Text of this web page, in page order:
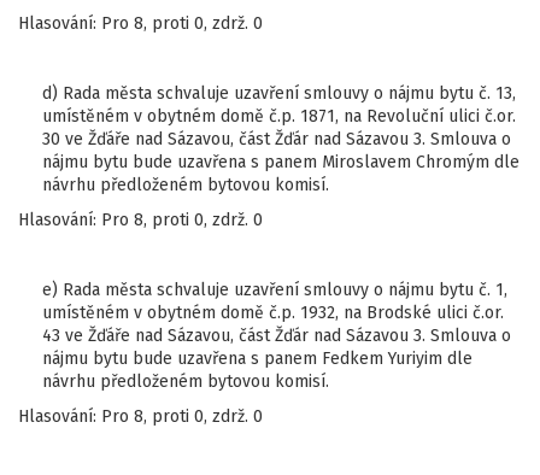
Hlasování: Pro 8, proti 0, zdrž. 0
d) Rada města schvaluje uzavření smlouvy o nájmu bytu č. 13,
umístěném v obytném domě č.p. 1871, na Revoluční ulici č.or.
30 ve Žďáře nad Sázavou, část Žďár nad Sázavou 3. Smlouva o
nájmu bytu bude uzavřena s panem Miroslavem Chromým dle
návrhu předloženém bytovou komisí.
Hlasování: Pro 8, proti 0, zdrž. 0
e) Rada města schvaluje uzavření smlouvy o nájmu bytu č. 1,
umístěném v obytném domě č.p. 1932, na Brodské ulici č.or.
43 ve Žďáře nad Sázavou, část Žďár nad Sázavou 3. Smlouva o
nájmu bytu bude uzavřena s panem Fedkem Yuriyim dle
návrhu předloženém bytovou komisí.
Hlasování: Pro 8, proti 0, zdrž. 0